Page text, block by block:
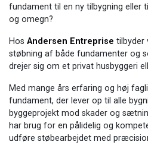
fundament til en ny tilbygning eller
og omegn?
Hos Andersen Entreprise tilbyder
støbning af både fundamenter og
drejer sig om et privat husbyggeri
Med mange års erfaring og høj
fundament, der lever op til alle
byggeprojekt mod skader og
har brug for en pålidelig og
udføre støbearbejdet med